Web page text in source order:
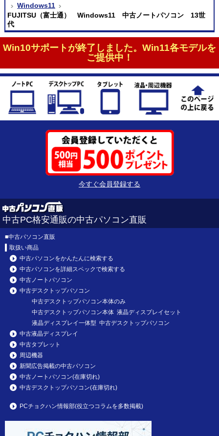
Windows11
FUJITSU（富士通） Windows11 中古ノートパソコン 13世
代
Win10サポートが終了しました。Win11各モデルを
ご提供中！
今すぐ会員登録する
中古PC格安通販の中古パソコン直販
■中古パソコン直販
取扱い商品
中古パソコンをかんたんに検索する
中古パソコンを詳細スペックで検索する
中古ノートパソコン
中古デスクトップパソコン
中古デスクトップパソコン本体のみ
中古デスクトップパソコン本体 液晶ディスプレイセット
液晶ディスプレイ一体型 中古デスクトップパソコン
中古液晶ディスプレイ
中古タブレット
周辺機器
新聞広告掲載の中古パソコン
中古ノートパソコン(在庫切れ)
中古デスクトップパソコン(在庫切れ)
PCチョクハン情報部(役立つコラムを多数掲載)